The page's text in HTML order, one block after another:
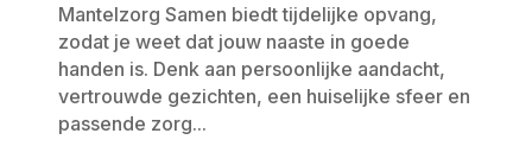
Mantelzorg Samen biedt tijdelijke opvang,
zodat je weet dat jouw naaste in goede
handen is. Denk aan persoonlijke aandacht,
vertrouwde gezichten, een huiselijke sfeer en
passende zorg...